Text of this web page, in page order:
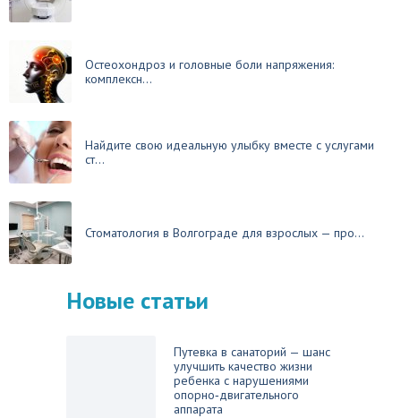
Остеохондроз и головные боли напряжения:
комплексн...
Найдите свою идеальную улыбку вместе с услугами
ст...
Стоматология в Волгограде для взрослых — про...
Новые статьи
Путевка в санаторий — шанс
улучшить качество жизни
ребенка с нарушениями
опорно‑двигательного
аппарата